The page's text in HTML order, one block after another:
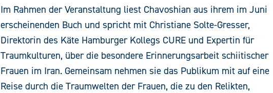
Im Rahmen der Veranstaltung liest Chavoshian aus ihrem im Juni
erscheinenden Buch und spricht mit Christiane Solte-Gresser,
Direktorin des Käte Hamburger Kollegs CURE und Expertin für
Traumkulturen, über die besondere Erinnerungsarbeit schiitischer
Frauen im Iran. Gemeinsam nehmen sie das Publikum mit auf eine
Reise durch die Traumwelten der Frauen, die zu den Relikten,